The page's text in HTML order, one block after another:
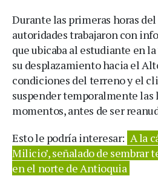
Durante las primeras horas
autoridades trabajaron con
que ubicaba al estudiante en
su desplazamiento hacia el
condiciones del terreno y el
suspender temporalmente las
momentos, antes de ser
Esto le podría interesar: A la
Milicio’, señalado de sembrar
en el norte de Antioquia